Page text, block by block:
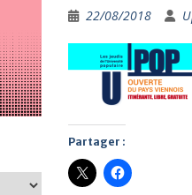
22/08/2018
Partager :